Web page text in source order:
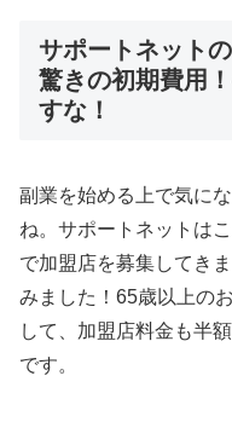
サポートネット
驚きの初期費用
すな！
副業を始める上で気に
ね。サポートネットは
で加盟店を募集してき
みました！65歳以上の
して、加盟店料金も半
です。